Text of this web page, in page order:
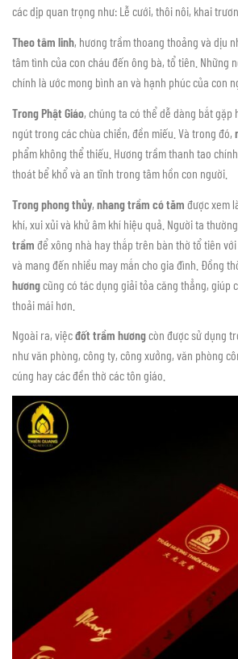
các dịp quan trọng như: Lễ cưới, thôi nôi, khai
Theo tâm linh, hương trầm thoang thoảng và dịu
tâm tình của con cháu đến ông bà, tổ tiên. Những
chính là ước mong bình an và hạnh phúc của con
Trong Phật Giáo, chúng ta có thể dễ dàng bắt
ngút trong các chùa chiền, đền miếu. Và trong đó,
phẩm không thể thiếu. Hương trầm thanh tao
thoát bể khổ và an tĩnh trong tâm hồn con người.
Trong phong thủy, nhang trầm có tăm được xem
khí, xui xủi và khử âm khí hiệu quả. Người ta
trầm để xông nhà hay thắp trên bàn thờ tổ tiên
và mang đến nhiều may mắn cho gia đình. Đồng
hươngcũng có tác dụng giải tỏa căng thẳng, giúp
thoải mái hơn.
Ngoài ra, việcđốt trầm hươngcòn được sử dụng
như văn phòng, công ty, công xưởng, văn phòng
cúng hay các đền thờ các tôn giáo.